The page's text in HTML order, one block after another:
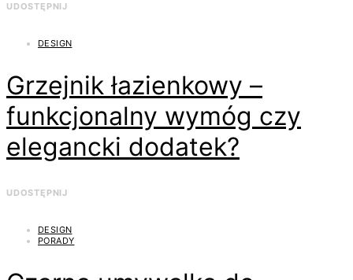
UDOSTĘPNIJ
DESIGN
Grzejnik łazienkowy –
funkcjonalny wymóg czy
elegancki dodatek?
UDOSTĘPNIJ
DESIGN
PORADY